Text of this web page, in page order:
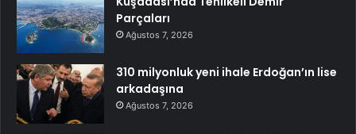
Parçaları
Ağustos 7, 2026
310 milyonluk yeni ihale Erdoğan’ın lise
arkadaşına
Ağustos 7, 2026